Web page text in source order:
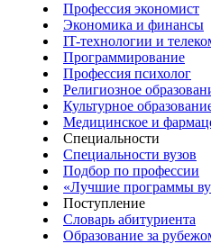
Профессия экономист
Экономика и финансы
IT-технологии и
Программирование
Профессия психолог
Религиозное
Культурное
Медицинское и
Специальности
Специальности вузов
Подбор по профессии
«Лучшие программы
Поступление
Словарь абитуриента
Образование за